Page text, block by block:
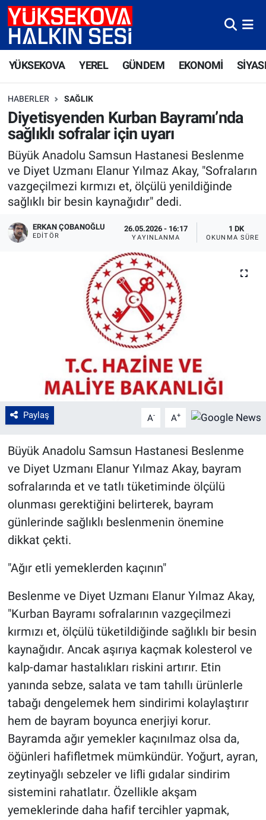
YÜKSEKOVA YEREL GÜNDEM EKONOMİ
HABERLER SAĞLIK
Diyetisyenden Kurban Bayramı’nda
sağlıklı sofralar için uyarı
Büyük Anadolu Samsun Hastanesi Beslenme
ve Diyet Uzmanı Elanur Yılmaz Akay, "Sofraların
vazgeçilmezi kırmızı et, ölçülü yenildiğinde
sağlıklı bir besin kaynağıdır" dedi.
ERKAN ÇOBANOĞLU
EDITÖR
26.05.2026 - 16:17
YAYINLANMA
1 DK
OKUNMA SÜRESI
Paylaş A- A+
Büyük Anadolu Samsun Hastanesi Beslenme
ve Diyet Uzmanı Elanur Yılmaz Akay, bayram
sofralarında et ve tatlı tüketiminde ölçülü
olunması gerektiğini belirterek, bayram
günlerinde sağlıklı beslenmenin önemine
dikkat çekti.
"Ağır etli yemeklerden kaçının"
Beslenme ve Diyet Uzmanı Elanur Yılmaz Akay,
"Kurban Bayramı sofralarının vazgeçilmezi
kırmızı et, ölçülü tüketildiğinde sağlıklı bir besin
kaynağıdır. Ancak aşırıya kaçmak kolesterol ve
kalp-damar hastalıkları riskini artırır. Etin
yanında sebze, salata ve tam tahıllı ürünlerle
tabağı dengelemek hem sindirimi kolaylaştırır
hem de bayram boyunca enerjiyi korur.
Bayramda ağır yemekler kaçınılmaz olsa da,
öğünleri hafifletmek mümkündür. Yoğurt, ayran,
zeytinyağlı sebzeler ve lifli gıdalar sindirim
sistemini rahatlatır. Özellikle akşam
yemeklerinde daha hafif tercihler yapmak,
Yüksekova Nöbetçi Eczaneler
Yüksekova Trafik Yoğunluk Haritası
Süper Lig Puan Durumu ve Fikstür
Tüm Manşetler
Son Dakika Haberleri
Haber Arşivi